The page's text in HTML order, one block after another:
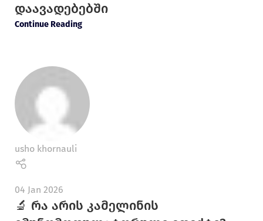
დაავადებებში
Continue Reading
usho khornauli
04 Jan 2026
🔬 რა არის კამელინის